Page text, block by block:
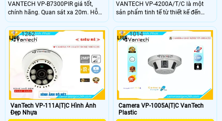
VANTECH VP-B7300PIR giá tốt,
chính hãng. Quan sát xa 20m. Hỗ
trợ khe cắm thẻ nhớ với dung lượng
lên đến 128GB.
VANTECH VP-4200A/T/C là một
sản phẩm tinh tế từ thiết kế đến
chất lượng, độ phân giải 4.0
megapixel, linh kiện Sony, dễ dàng
lắp đặt và sử dụng, phần mềm thân
thiện
VanTech VP-111A|T|C Hình Ảnh
Đẹp Nhựa
1262
Camera VP-1005A|T|C VanTech
Plastic
1014